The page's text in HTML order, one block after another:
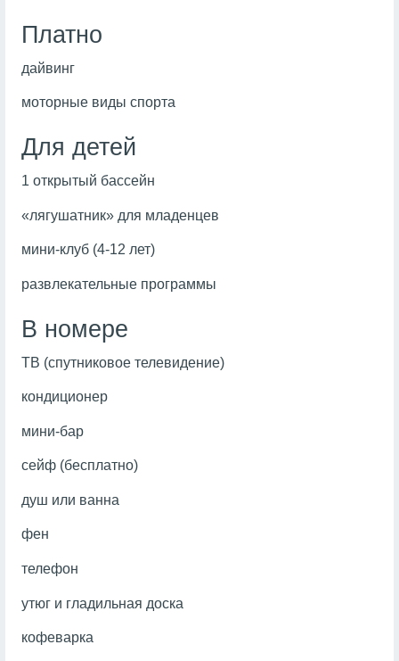
Платно
дайвинг
моторные виды спорта
Для детей
1 открытый бассейн
«лягушатник» для младенцев
мини-клуб (4-12 лет)
развлекательные программы
В номере
ТВ (спутниковое телевидение)
кондиционер
мини-бар
сейф (бесплатно)
душ или ванна
фен
телефон
утюг и гладильная доска
кофеварка